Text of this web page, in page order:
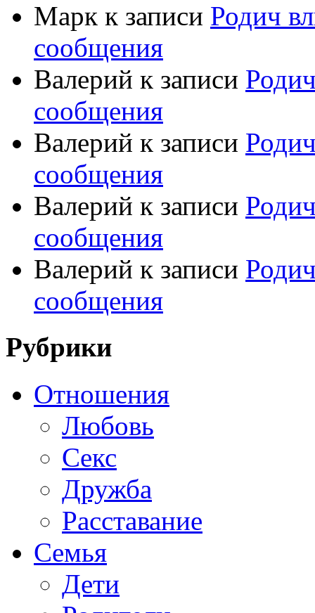
Марк к записи Родич
сообщения
Валерий к записи
сообщения
Валерий к записи
сообщения
Валерий к записи
сообщения
Валерий к записи
сообщения
Рубрики
Отношения
Любовь
Секс
Дружба
Расставание
Семья
Дети